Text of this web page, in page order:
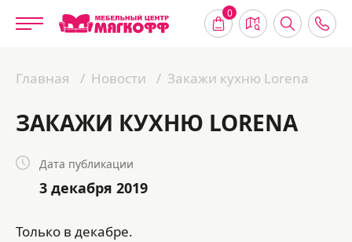
0
Главная Новости Закажи кухню Lorena
ЗАКАЖИ КУХНЮ LORENA
Дата публикации
3 декабря 2019
Только в декабре.